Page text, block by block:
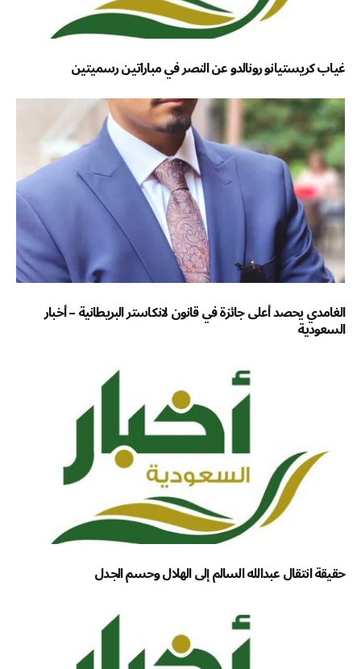
غياب كريستيانو رونالدو عن النصر في مباراتين رسميتين
الغامدي يحصد أعلى جائزة في قانون لانكاستر البريطانية – أخبار
السعودية
حقيقة انتقال عبدالله السالم إلى الهلال وحسم الجدل